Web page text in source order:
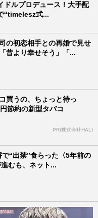
ドルプロデュース！大手配
“timelesz式...
の初恋相手との再婚で見せ
昔より幸せそう」「...
買うの、ちょっと待っ
節約の新型タバコ
PR(株式会社HAL)
“出禁”食らった〈5年前の
むも、ネット...